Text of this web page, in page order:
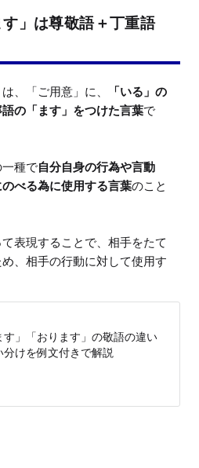
す」は尊敬語＋丁重語
、「ご用意」に、
「いる」の
の「ます」をつけた言葉で
一種で自分自身の行為や言動
べる為に使用する言葉のこと
表現することで、相手をたて
、相手の行動に対して使用す
す」「おります」の敬語の違い
分けを例文付きで解説